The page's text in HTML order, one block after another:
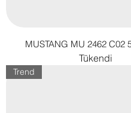
MUSTANG MU 2462 C02
Tükendi
Trend